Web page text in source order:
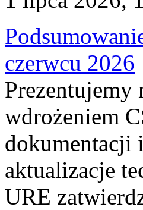
czerwcu 2026
Prezentujemy
wdrożeniem
dokumentacji
aktualizacje
URE